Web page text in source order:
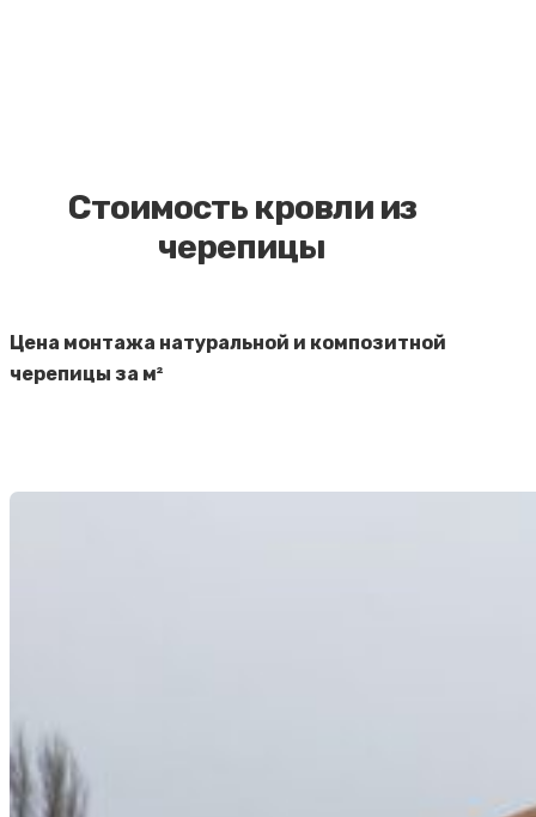
Стоимость кровли из
черепицы
Цена монтажа натуральной и композитной
черепицы за м²